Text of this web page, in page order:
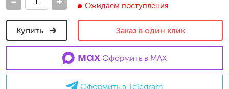
Ожидаем поступления
Купить Заказ в один клик
Оформить в MAX
Оформить в Telegram